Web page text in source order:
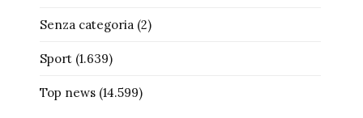
Senza categoria(2)
Sport(1.639)
Top news(14.599)